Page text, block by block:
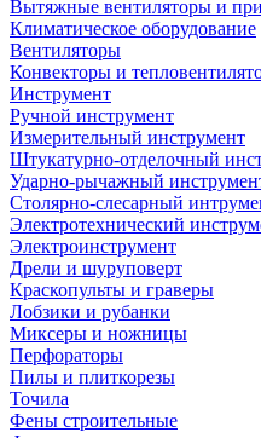
Вытяжные вентиляторы и
Климатическое оборудование
Вентиляторы
Конвекторы и
Инструмент
Ручной инструмент
Измерительный инструмент
Штукатурно-отделочный
Ударно-рычажный
Столярно-слесарный
Электротехнический
Электроинструмент
Дрели и шуруповерт
Краскопульты и граверы
Лобзики и рубанки
Миксеры и ножницы
Перфораторы
Пилы и плиткорезы
Точила
Фены строительные